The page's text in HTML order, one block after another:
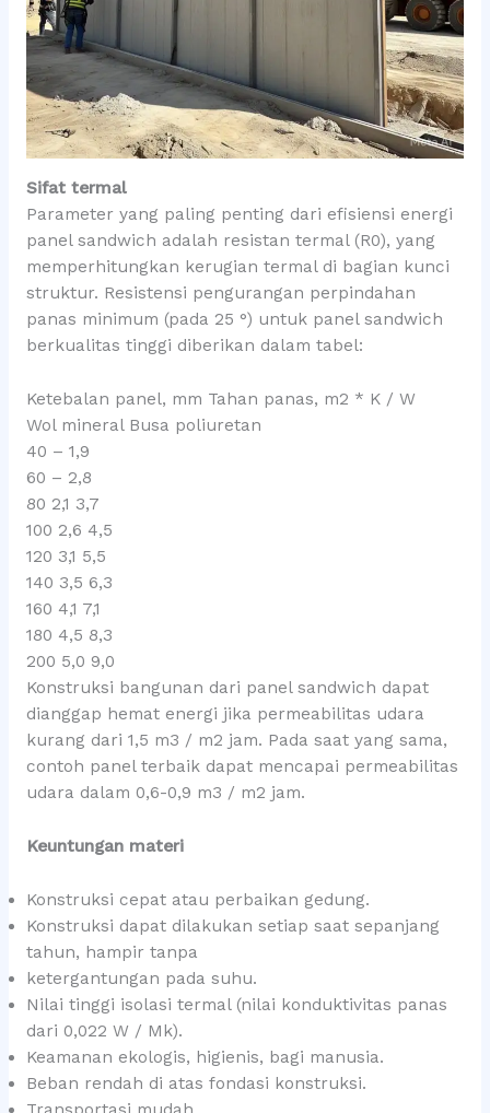
Sifat termal
Parameter yang paling penting dari efisiensi energi
panel sandwich adalah resistan termal (R0), yang
memperhitungkan kerugian termal di bagian kunci
struktur. Resistensi pengurangan perpindahan
panas minimum (pada 25 °) untuk panel sandwich
berkualitas tinggi diberikan dalam tabel:
Ketebalan panel, mm Tahan panas, m2 * K / W
Wol mineral Busa poliuretan
40 – 1,9
60 – 2,8
80 2,1 3,7
100 2,6 4,5
120 3,1 5,5
140 3,5 6,3
160 4,1 7,1
180 4,5 8,3
200 5,0 9,0
Konstruksi bangunan dari panel sandwich dapat
dianggap hemat energi jika permeabilitas udara
kurang dari 1,5 m3 / m2 jam. Pada saat yang sama,
contoh panel terbaik dapat mencapai permeabilitas
udara dalam 0,6-0,9 m3 / m2 jam.
Keuntungan materi
Konstruksi cepat atau perbaikan gedung.
Konstruksi dapat dilakukan setiap saat sepanjang
tahun, hampir tanpa
ketergantungan pada suhu.
Nilai tinggi isolasi termal (nilai konduktivitas panas
dari 0,022 W / Mk).
Keamanan ekologis, higienis, bagi manusia.
Beban rendah di atas fondasi konstruksi.